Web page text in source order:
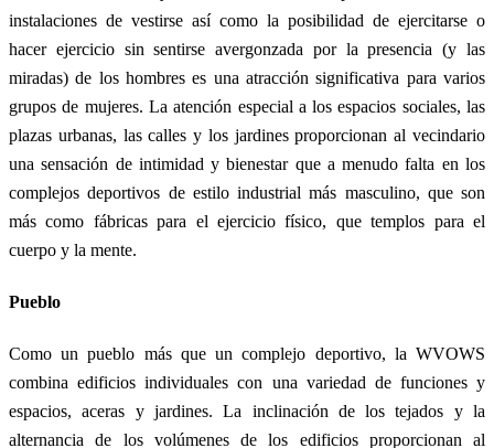
instalaciones de vestirse así como la posibilidad de ejercitarse o
hacer ejercicio sin sentirse avergonzada por la presencia (y las
miradas) de los hombres es una atracción significativa para varios
grupos de mujeres. La atención especial a los espacios sociales, las
plazas urbanas, las calles y los jardines proporcionan al vecindario
una sensación de intimidad y bienestar que a menudo falta en los
complejos deportivos de estilo industrial más masculino, que son
más como fábricas para el ejercicio físico, que templos para el
cuerpo y la mente.
Pueblo
Como un pueblo más que un complejo deportivo, la WVOWS
combina edificios individuales con una variedad de funciones y
espacios, aceras y jardines. La inclinación de los tejados y la
alternancia de los volúmenes de los edificios proporcionan al